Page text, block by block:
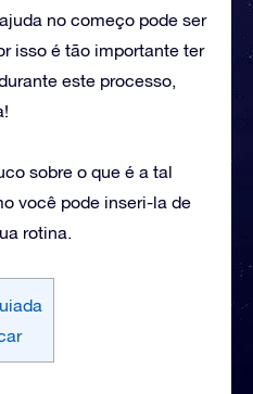
no começo pode ser
isso é tão importante ter
este processo,
sobre o que é a tal
você pode inseri-la de
rotina.